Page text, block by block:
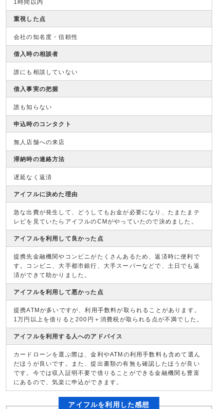
1時間以内
重視した点
会社の知名度・信頼性
借入時の相談者
誰にも相談していない
借入事実の把握
誰も知らない
申込時のコンタクト
無人店舗への来店
滞納時の連絡方法
遅延なく返済
アイフルに決めた理由
急な出費が発生して、どうしてもお金が必要になり、たまたまテ
レビを見ていたらアイフルのCMがやっていたので決めました。
アイフルを利用して良かった点
提携先金融機関やコンビニがたくさんあるため、返済時に便利で
す。コンビニ、大手都市銀行、大手スーパーなどで、土日でも返
済ができて助かりました。
アイフルを利用して悪かった点
提携ATMが多いですが、利用手数料が取られることがあります。
1万円以上を借りると200円＋消費税が取られる点が不満でした。
アイフルを利用する人へのアドバイス
カードローンを選ぶ際は、金利やATMの利用手数料も含めて選ん
だほうが良いです。また、提出書類の有無も確認したほうが良い
です。今では収入証明不要で借りることができる金融機関も豊富
にあるので、気楽に申込ができます。
アイフルを利用した感想